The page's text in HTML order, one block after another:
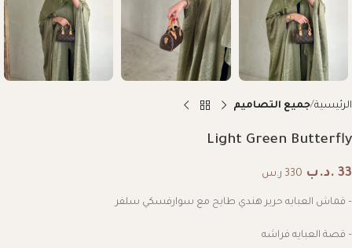
الرئيسية جميع التصاميم
Light Green Butterfly
33 .د.ب 330 ر.س
– قماش العبايه حرير هندي طايح مع سوارفسكي سلفر
– قصة العبايه فراشه